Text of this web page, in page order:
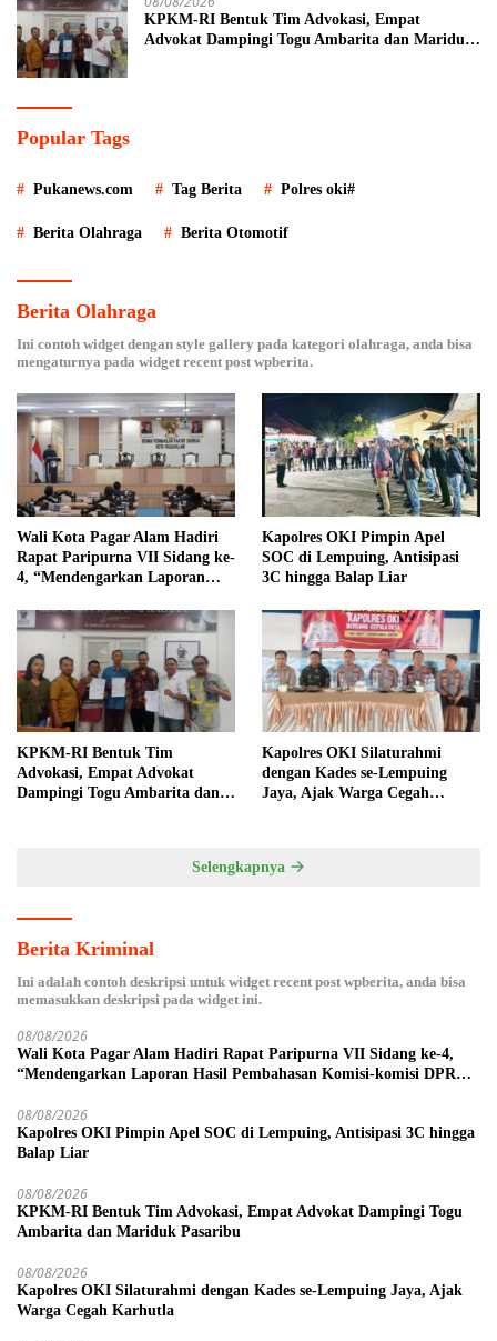
KPKM-RI Bentuk Tim Advokasi, Empat
Advokat Dampingi Togu Ambarita dan Mariduk
Popular Tags
Pukanews.com Tag Berita Polres oki#
Berita Olahraga Berita Otomotif
Berita Olahraga
Ini contoh widget dengan style gallery pada kategori olahraga, anda bisa
mengaturnya pada widget recent post wpberita.
Wali Kota Pagar Alam Hadiri
Rapat Paripurna VII Sidang ke-
4, “Mendengarkan Laporan
komisi DPRD Kota Pagar
Alam”
Kapolres OKI Pimpin Apel
SOC di Lempuing, Antisipasi
3C hingga Balap Liar
KPKM-RI Bentuk Tim
Advokasi, Empat Advokat
Dampingi Togu Ambarita dan
Kapolres OKI Silaturahmi
dengan Kades se-Lempuing
Jaya, Ajak Warga Cegah
Selengkapnya
Berita Kriminal
Ini adalah contoh deskripsi untuk widget recent post wpberita, anda bisa
memasukkan deskripsi pada widget ini.
08/08/2026
Wali Kota Pagar Alam Hadiri Rapat Paripurna VII Sidang ke-4,
“Mendengarkan Laporan Hasil Pembahasan Komisi-komisi DPRD
08/08/2026
Kapolres OKI Pimpin Apel SOC di Lempuing, Antisipasi 3C hingga
Balap Liar
08/08/2026
KPKM-RI Bentuk Tim Advokasi, Empat Advokat Dampingi Togu
Ambarita dan Mariduk Pasaribu
08/08/2026
Kapolres OKI Silaturahmi dengan Kades se-Lempuing Jaya, Ajak
Warga Cegah Karhutla